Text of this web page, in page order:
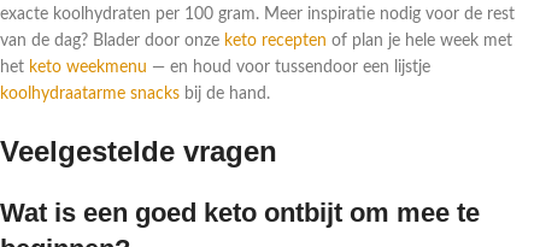
exacte koolhydraten per 100 gram. Meer inspiratie nodig voor de rest
van de dag? Blader door onze keto recepten of plan je hele week met
het keto weekmenu — en houd voor tussendoor een lijstje
koolhydraatarme snacks bij de hand.
Veelgestelde vragen
Wat is een goed keto ontbijt om mee te